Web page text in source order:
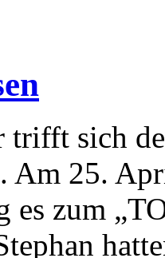
trifft sich
Am 25.
zum